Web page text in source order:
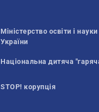
Міністерство освіти і науки
України
Національна дитяча
STOP! корупція